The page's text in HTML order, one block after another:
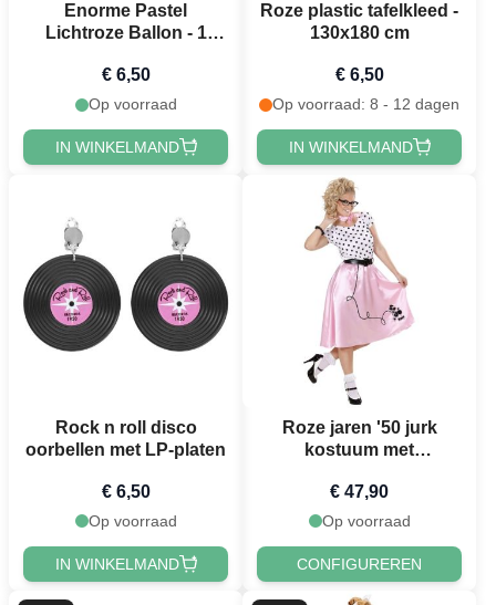
Enorme Pastel
Lichtroze Ballon - 1
€ 6,50
Op voorraad
IN WINKELMAND
Roze plastic tafelkleed -
130x180 cm
€ 6,50
Op voorraad: 8 - 12 dagen
IN WINKELMAND
Rock n roll disco
oorbellen met LP-platen
€ 6,50
Op voorraad
IN WINKELMAND
Roze jaren '50 jurk
kostuum met
stippen - 3 del en
€ 47,90
Op voorraad
CONFIGUREREN